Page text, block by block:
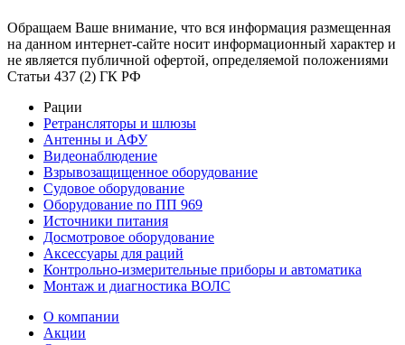
Обращаем Ваше внимание, что вся информация размещенная
на данном интернет-сайте носит информационный характер и
не является публичной офертой, определяемой положениями
Статьи 437 (2) ГК РФ
Рации
Ретрансляторы и шлюзы
Антенны и АФУ
Видеонаблюдение
Взрывозащищенное оборудование
Судовое оборудование
Оборудование по ПП 969
Источники питания
Досмотровое оборудование
Аксессуары для раций
Контрольно-измерительные приборы и автоматика
Монтаж и диагностика ВОЛС
О компании
Акции